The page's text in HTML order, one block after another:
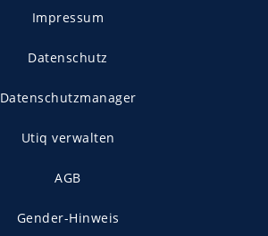
Impressum
Datenschutz
Datenschutzmanager
Utiq verwalten
AGB
Gender-Hinweis